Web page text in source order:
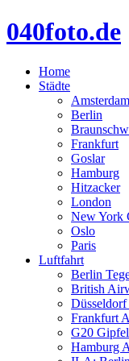
040foto.de
Home
Städte
Amsterdam
Berlin
Frankfurt
Goslar
Hamburg
Hitzacker
London
New York
Oslo
Paris
Luftfahrt
Berlin
British
Frankfurt
G20
Hamburg